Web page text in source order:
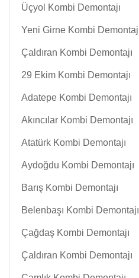
Üçyol Kombi Demontajı
Yeni Girne Kombi
Çaldıran Kombi Demontajı
29 Ekim Kombi Demontajı
Adatepe Kombi Demontajı
Akıncılar Kombi Demontajı
Atatürk Kombi Demontajı
Aydoğdu Kombi Demontajı
Barış Kombi Demontajı
Belenbaşı Kombi Demontajı
Çağdaş Kombi Demontajı
Çaldıran Kombi Demontajı